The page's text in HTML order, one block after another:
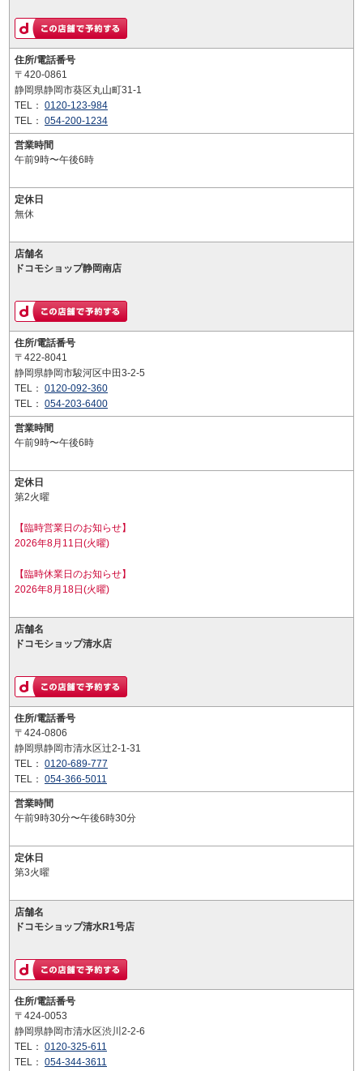
住所/電話番号
〒420-0861
静岡県静岡市葵区丸山町31-1
TEL： 0120-123-984
TEL： 054-200-1234
営業時間
午前9時〜午後6時
定休日
無休
店舗名
ドコモショップ静岡南店
住所/電話番号
〒422-8041
静岡県静岡市駿河区中田3-2-5
TEL： 0120-092-360
TEL： 054-203-6400
営業時間
午前9時〜午後6時
定休日
第2火曜
【臨時営業日のお知らせ】
2026年8月11日(火曜)
【臨時休業日のお知らせ】
2026年8月18日(火曜)
店舗名
ドコモショップ清水店
住所/電話番号
〒424-0806
静岡県静岡市清水区辻2-1-31
TEL： 0120-689-777
TEL： 054-366-5011
営業時間
午前9時30分〜午後6時30分
定休日
第3火曜
店舗名
ドコモショップ清水R1号店
住所/電話番号
〒424-0053
静岡県静岡市清水区渋川2-2-6
TEL： 0120-325-611
TEL： 054-344-3611